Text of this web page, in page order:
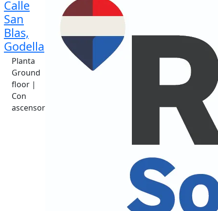
Calle
San
Blas,
Godella
Planta
Ground
floor |
Con
ascensor